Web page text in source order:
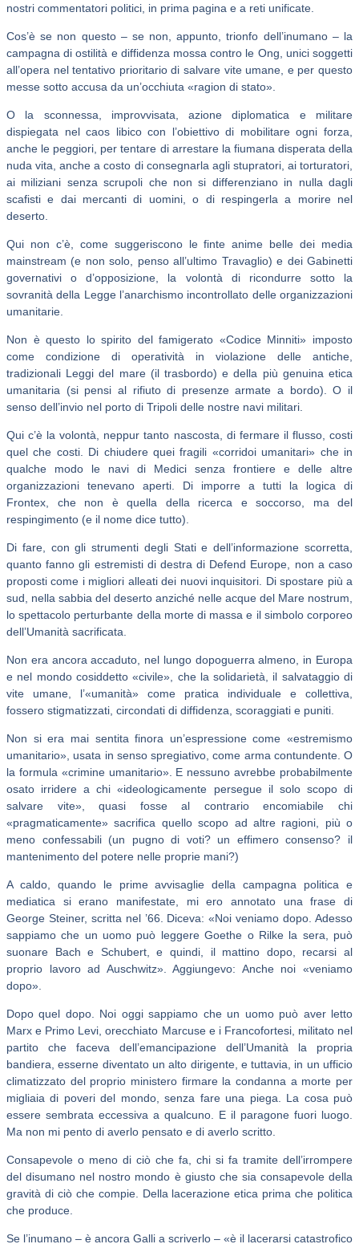
nostri commentatori politici, in prima pagina e a reti unificate.
Cos’è se non questo – se non, appunto, trionfo dell’inumano – la
campagna di ostilità e diffidenza mossa contro le Ong, unici soggetti
all’opera nel tentativo prioritario di salvare vite umane, e per questo
messe sotto accusa da un’occhiuta «ragion di stato».
O la sconnessa, improvvisata, azione diplomatica e militare
dispiegata nel caos libico con l’obiettivo di mobilitare ogni forza,
anche le peggiori, per tentare di arrestare la fiumana disperata della
nuda vita, anche a costo di consegnarla agli stupratori, ai torturatori,
ai miliziani senza scrupoli che non si differenziano in nulla dagli
scafisti e dai mercanti di uomini, o di respingerla a morire nel
deserto.
Qui non c’è, come suggeriscono le finte anime belle dei media
mainstream (e non solo, penso all’ultimo Travaglio) e dei Gabinetti
governativi o d’opposizione, la volontà di ricondurre sotto la
sovranità della Legge l’anarchismo incontrollato delle organizzazioni
umanitarie.
Non è questo lo spirito del famigerato «Codice Minniti» imposto
come condizione di operatività in violazione delle antiche,
tradizionali Leggi del mare (il trasbordo) e della più genuina etica
umanitaria (si pensi al rifiuto di presenze armate a bordo). O il
senso dell’invio nel porto di Tripoli delle nostre navi militari.
Qui c’è la volontà, neppur tanto nascosta, di fermare il flusso, costi
quel che costi. Di chiudere quei fragili «corridoi umanitari» che in
qualche modo le navi di Medici senza frontiere e delle altre
organizzazioni tenevano aperti. Di imporre a tutti la logica di
Frontex, che non è quella della ricerca e soccorso, ma del
respingimento (e il nome dice tutto).
Di fare, con gli strumenti degli Stati e dell’informazione scorretta,
quanto fanno gli estremisti di destra di Defend Europe, non a caso
proposti come i migliori alleati dei nuovi inquisitori. Di spostare più a
sud, nella sabbia del deserto anziché nelle acque del Mare nostrum,
lo spettacolo perturbante della morte di massa e il simbolo corporeo
dell’Umanità sacrificata.
Non era ancora accaduto, nel lungo dopoguerra almeno, in Europa
e nel mondo cosiddetto «civile», che la solidarietà, il salvataggio di
vite umane, l’«umanità» come pratica individuale e collettiva,
fossero stigmatizzati, circondati di diffidenza, scoraggiati e puniti.
Non si era mai sentita finora un’espressione come «estremismo
umanitario», usata in senso spregiativo, come arma contundente. O
la formula «crimine umanitario». E nessuno avrebbe probabilmente
osato irridere a chi «ideologicamente persegue il solo scopo di
salvare vite», quasi fosse al contrario encomiabile chi
«pragmaticamente» sacrifica quello scopo ad altre ragioni, più o
meno confessabili (un pugno di voti? un effimero consenso? il
mantenimento del potere nelle proprie mani?)
A caldo, quando le prime avvisaglie della campagna politica e
mediatica si erano manifestate, mi ero annotato una frase di
George Steiner, scritta nel ’66. Diceva: «Noi veniamo dopo. Adesso
sappiamo che un uomo può leggere Goethe o Rilke la sera, può
suonare Bach e Schubert, e quindi, il mattino dopo, recarsi al
proprio lavoro ad Auschwitz». Aggiungevo: Anche noi «veniamo
dopo».
Dopo quel dopo. Noi oggi sappiamo che un uomo può aver letto
Marx e Primo Levi, orecchiato Marcuse e i Francofortesi, militato nel
partito che faceva dell’emancipazione dell’Umanità la propria
bandiera, esserne diventato un alto dirigente, e tuttavia, in un ufficio
climatizzato del proprio ministero firmare la condanna a morte per
migliaia di poveri del mondo, senza fare una piega. La cosa può
essere sembrata eccessiva a qualcuno. E il paragone fuori luogo.
Ma non mi pento di averlo pensato e di averlo scritto.
Consapevole o meno di ciò che fa, chi si fa tramite dell’irrompere
del disumano nel nostro mondo è giusto che sia consapevole della
gravità di ciò che compie. Della lacerazione etica prima che politica
che produce.
Se l’inumano – è ancora Galli a scriverlo – «è il lacerarsi catastrofico